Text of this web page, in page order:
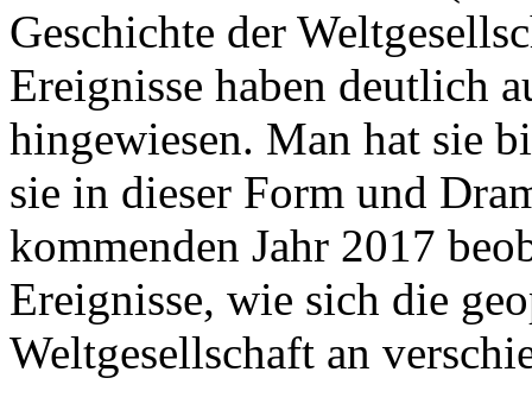
Geschichte der
Ereignisse haben deutlich
hingewiesen. Man hat sie
sie in dieser Form und
kommenden Jahr 2017
Ereignisse, wie sich die
Weltgesellschaft an